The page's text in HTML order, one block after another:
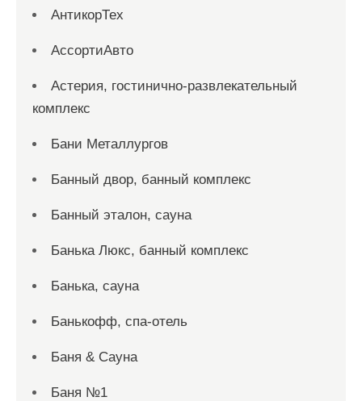
АнтикорТех
АссортиАвто
Астерия, гостинично-развлекательный
комплекс
Бани Металлургов
Банный двор, банный комплекс
Банный эталон, сауна
Банька Люкс, банный комплекс
Банька, сауна
Банькофф, спа-отель
Баня & Сауна
Баня №1